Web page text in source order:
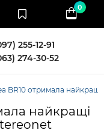
255-12-91
274-30-52
0
BR10 отримала найкращі
найкращі